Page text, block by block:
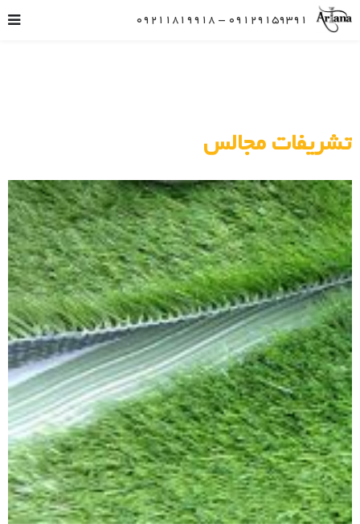
تشریفات مجالس
09129159391 – 09211819918